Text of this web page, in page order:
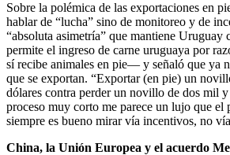
Sobre la polémica de las exportaciones en
hablar de “lucha” sino de monitoreo y de
“absoluta asimetría” que mantiene
permite el ingreso de carne uruguaya por
sí recibe animales en pie— y señaló que ya
que se exportan. “Exportar (en pie) un
dólares contra perder un novillo de dos mil
proceso muy corto me parece un lujo que el
siempre es bueno mirar vía incentivos, no
China, la Unión Europea y el acuerdo